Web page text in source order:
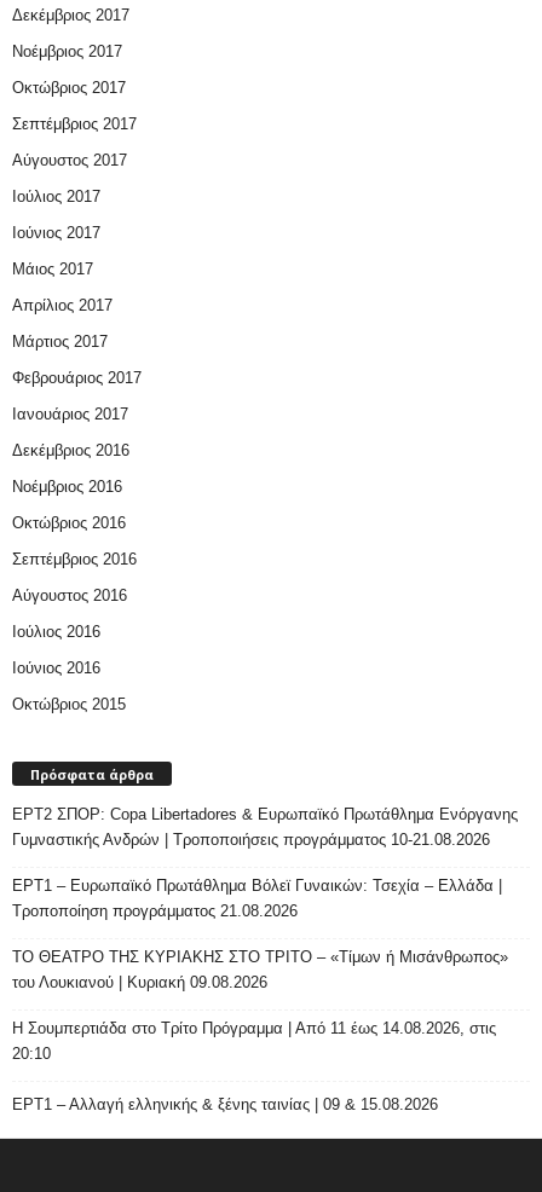
Δεκέμβριος 2017
Νοέμβριος 2017
Οκτώβριος 2017
Σεπτέμβριος 2017
Αύγουστος 2017
Ιούλιος 2017
Ιούνιος 2017
Μάιος 2017
Απρίλιος 2017
Μάρτιος 2017
Φεβρουάριος 2017
Ιανουάριος 2017
Δεκέμβριος 2016
Νοέμβριος 2016
Οκτώβριος 2016
Σεπτέμβριος 2016
Αύγουστος 2016
Ιούλιος 2016
Ιούνιος 2016
Οκτώβριος 2015
Πρόσφατα άρθρα
ΕΡΤ2 ΣΠΟΡ: Copa Libertadores & Ευρωπαϊκό Πρωτάθλημα Ενόργανης
Γυμναστικής Ανδρών | Τροποποιήσεις προγράμματος 10-21.08.2026
ΕΡΤ1 – Ευρωπαϊκό Πρωτάθλημα Βόλεϊ Γυναικών: Τσεχία – Ελλάδα |
Τροποποίηση προγράμματος 21.08.2026
ΤΟ ΘΕΑΤΡΟ ΤΗΣ ΚΥΡΙΑΚΗΣ ΣΤΟ ΤΡΙΤΟ – «Τίμων ή Μισάνθρωπος»
του Λουκιανού | Κυριακή 09.08.2026
H Σουμπερτιάδα στο Τρίτο Πρόγραμμα | Από 11 έως 14.08.2026, στις
20:10
ΕΡΤ1 – Αλλαγή ελληνικής & ξένης ταινίας | 09 & 15.08.2026